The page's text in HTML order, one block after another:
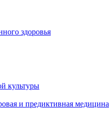
здоровья
культуры
и предиктивная медицина